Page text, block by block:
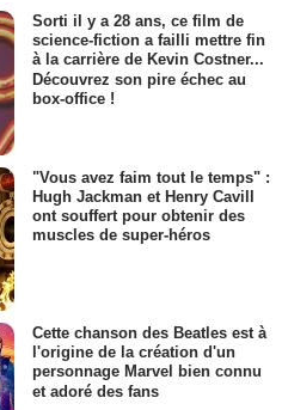
Sorti il y a 28 ans, ce film de
science-fiction a failli mettre fin
à la carrière de Kevin Costner...
Découvrez son pire échec au
box-office !
"Vous avez faim tout le temps" :
Hugh Jackman et Henry Cavill
ont souffert pour obtenir des
muscles de super-héros
Cette chanson des Beatles est à
l'origine de la création d'un
personnage Marvel bien connu
et adoré des fans